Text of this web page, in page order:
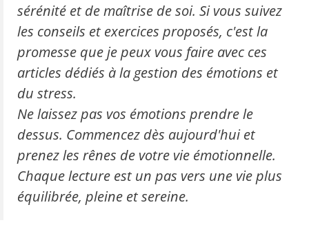
sérénité et de maîtrise de soi. Si vous suivez
les conseils et exercices proposés, c'est la
promesse que je peux vous faire avec ces
articles dédiés à la gestion des émotions et
du stress.
Ne laissez pas vos émotions prendre le
dessus. Commencez dès aujourd'hui et
prenez les rênes de votre vie émotionnelle.
Chaque lecture est un pas vers une vie plus
équilibrée, pleine et sereine.